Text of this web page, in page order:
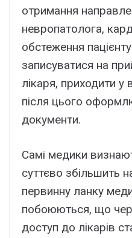
отримання
невропатолога,
обстеження
записуватися на
лікаря, приходити у
після цього
документи.
Самі медики
суттєво збільшить
первинну ланку
побоюються, що
доступ до лікарів